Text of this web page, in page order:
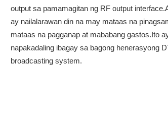
output sa pamamagitan ng RF output
ay nailalarawan din na may mataas na
mataas na pagganap at mababang gastos.Ito
napakadaling ibagay sa bagong henerasyong
broadcasting system.